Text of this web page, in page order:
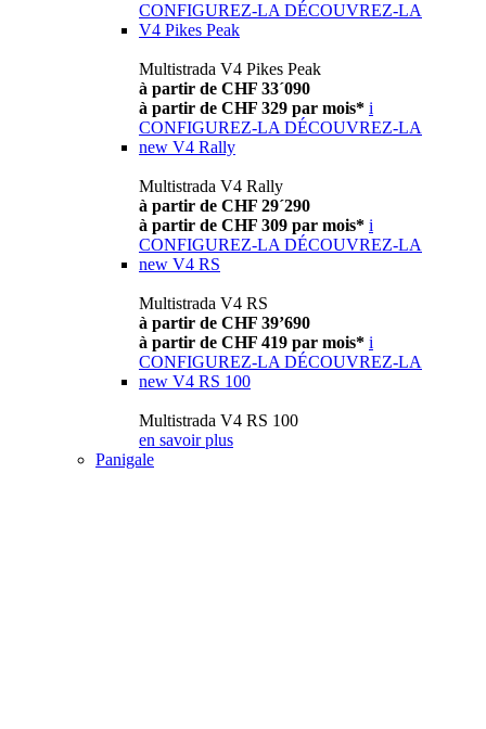
CONFIGUREZ-LA DÉCOUVREZ-LA
V4 Pikes Peak
Multistrada V4 Pikes Peak
à partir de CHF 33´090
à partir de CHF 329 par mois* i
CONFIGUREZ-LA DÉCOUVREZ-LA
new V4 Rally
Multistrada V4 Rally
à partir de CHF 29´290
à partir de CHF 309 par mois* i
CONFIGUREZ-LA DÉCOUVREZ-LA
new V4 RS
Multistrada V4 RS
à partir de CHF 39’690
à partir de CHF 419 par mois* i
CONFIGUREZ-LA DÉCOUVREZ-LA
new V4 RS 100
Multistrada V4 RS 100
en savoir plus
Panigale